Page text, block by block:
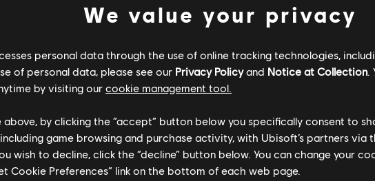
75% raniej na różne tytuły Ubisoft*. Ruszaj do feudalnej Japonii w
Star Wars Outlaws
(55% taniej) albo
też szansę na jeszcze większe oszczędności podczas jesiennej wyprzedaży.
zniżki na zawartość koszyka zamawiając minimum 119,90 zł i używając kodu
łącz różne tytuły, aby osiągnąć minimum 119,90 zł!
to też najlepszy moment, aby uzupełnić albo rozpocząć katalog serii
Creed Shadows, na jesiennej wyprzedaży znajdziesz też najniższe
We value your privacy
personal data through the use of online tracking technologies,
of personal data, please see our Privacy Policyand Notice at Collection.
by visiting our cookie management tool.
by clicking the “accept” button below you specifically consent to
game browsing and purchase activity, with Ubisoft’s partners via
wish to decline, click the “decline” button below. You can change your
Cookie Preferences” link on the bottom of each web page.